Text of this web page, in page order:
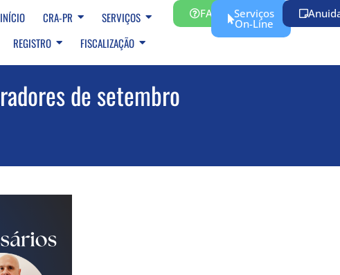
INÍCIO CRA-PR
SERVIÇOS
REGISTRO
FISCALIZAÇÃO
FAQ Serviços
On-Line
de setembro